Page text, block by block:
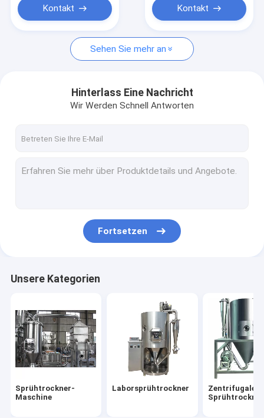
Sprühtrockner-Maschine
Laborsprühtrockner
Druck-Sprühtrockner
Trockene Granulations-Maschine
trockenere Maschine des Frostes
Fließbett-Trockner
Klärschlamm-Trockner
Kontakt Kontakt
Sehen Sie mehr an
Hinterlass Eine Nachricht
Wir Werden Schnell Antworten
Fortsetzen
Unsere Kategorien
Sprühtrockner-
Maschine
Laborsprühtrockner
Zentrifugaler
Sprühtrockner